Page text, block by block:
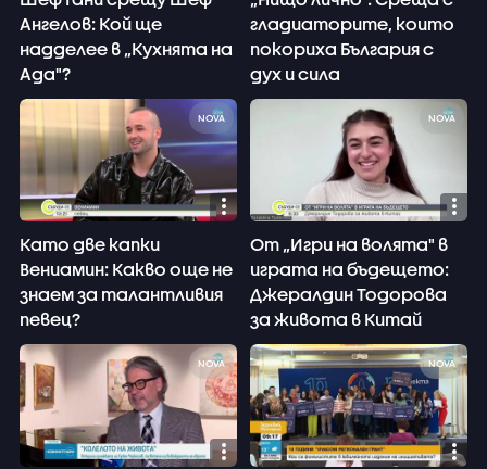
Ангелов: Кой ще
надделее в „Кухнята на
Ада"?
гладиаторите, които
покориха България с
дух и сила
NOVA
Като две капки
Вениамин: Какво още не
знаем за талантливия
певец?
NOVA
От „Игри на волята" в
играта на бъдещето:
Джералдин Тодорова
за живота в Китай
NOVA NOVA